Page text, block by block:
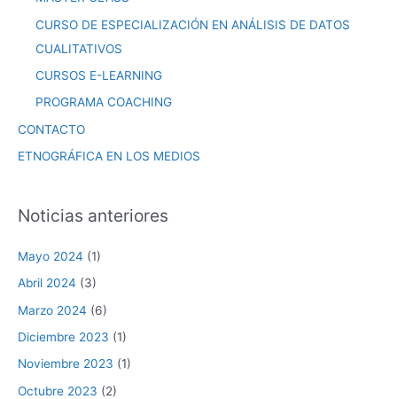
CURSO DE ESPECIALIZACIÓN EN ANÁLISIS DE DATOS
CUALITATIVOS
CURSOS E-LEARNING
PROGRAMA COACHING
CONTACTO
ETNOGRÁFICA EN LOS MEDIOS
Noticias anteriores
Mayo 2024 (1)
Abril 2024 (3)
Marzo 2024 (6)
Diciembre 2023 (1)
Noviembre 2023 (1)
Octubre 2023 (2)